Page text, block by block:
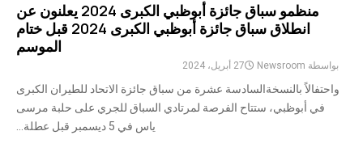
منظمو سباق جائزة أبوظبي الكبرى 2024 يعلنون عن
انطلاق سباق جائزة أبوظبي الكبرى 2024 قبل ختام
الموسم
بواسطة Newsroom 27 أبريل، 2024
واحتفالاً بالنسخةالسادسة عشرة من سباق جائزة الاتحاد للطيران الكبرى
في أبوظبي، ستتاح الفرصة لمرتادي السباق للجري على حلبة مرسى
ياس في 5 ديسمبر قبل عطلة...